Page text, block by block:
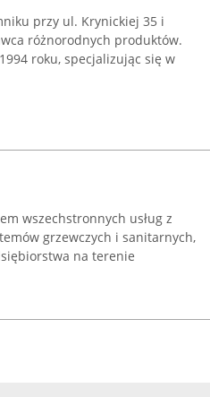
przy ul. Krynickiej 35 i
różnorodnych produktów.
roku, specjalizując się w
wszechstronnych usług z
grzewczych i sanitarnych,
na terenie